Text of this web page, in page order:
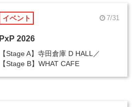
イベント 7/31
PxP 2026
【Stage A】寺田倉庫 D HALL／
【Stage B】WHAT CAFE